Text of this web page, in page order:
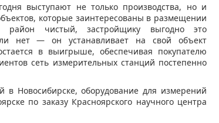
выступают не только производства, но и
которые заинтересованы в размещении
район чистый, застройщику выгодно это
нет — он устанавливает на свой объект
в выигрыше, обеспечивая покупателю
сеть измерительных станций постепенно
Новосибирске, оборудование для измерений
по заказу Красноярского научного центра